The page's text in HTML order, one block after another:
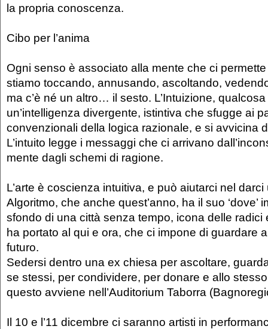
la propria conoscenza.
Cibo per l’anima
Ogni senso è associato alla mente che ci
stiamo toccando, annusando, ascoltando,
ma c’è né un altro… il sesto. L’Intuizione,
un’intelligenza divergente, istintiva che sfugge ai
convenzionali della logica razionale, e si avvicina
L’intuito legge i messaggi che ci arrivano
mente dagli schemi di ragione.
L’arte è coscienza intuitiva, e può aiutarci nel
Algoritmo, che anche quest’anno, ha il suo ‘dove’
sfondo di una città senza tempo, icona delle radici
ha portato al qui e ora, che ci impone di guardare
futuro.
Sedersi dentro una ex chiesa per ascoltare,
se stessi, per condividere, per donare e allo
questo avviene nell’Auditorium Taborra
Il 10 e l’11 dicembre ci saranno artisti in